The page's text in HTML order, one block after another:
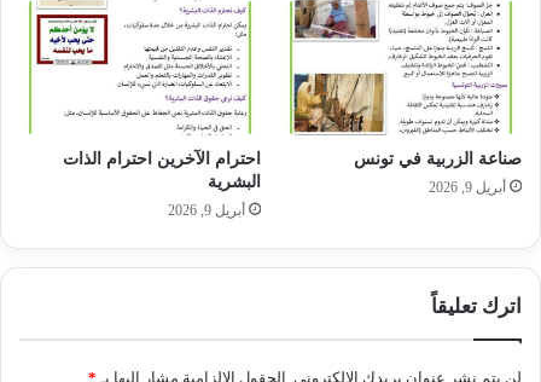
صناعة الزربية في تونس
أبريل 9, 2026
احترام الآخرين احترام الذات
البشرية
أبريل 9, 2026
اترك تعليقاً
لن يتم نشر عنوان بريدك الإلكتروني. الحقول الإلزامية مشار إليها بـ *